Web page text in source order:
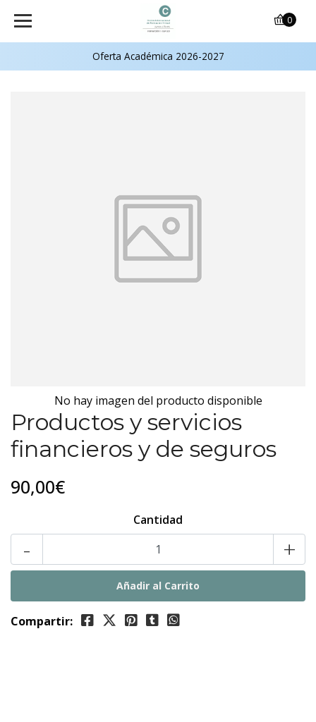
Oferta Académica 2026-2027
0
No hay imagen del producto disponible
Productos y servicios
financieros y de seguros
90,00€
Cantidad
- +
Compartir: